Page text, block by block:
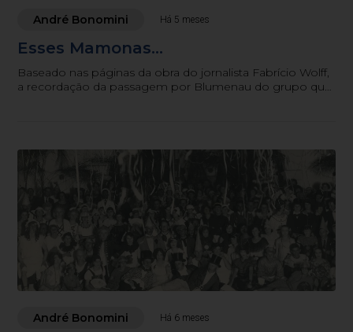
André Bonomini Há 5 meses
Esses Mamonas...
Baseado nas páginas da obra do jornalista Fabrício Wolff,
a recordação da passagem por Blumenau do grupo que
André Bonomini Há 6 meses